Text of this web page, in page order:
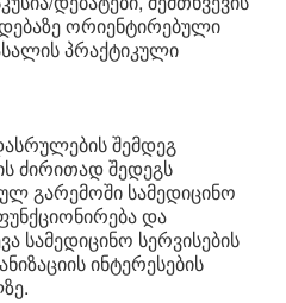
ორიენტირებული
პრაქტიკული
შემდეგ
ძირითად შედეგს
გარემოში სამედიცინო
და
სამედიცინო სერვისების
ინტერესების